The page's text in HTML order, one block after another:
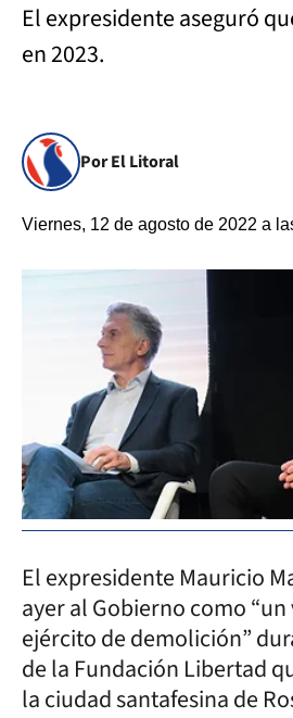
El expresidente aseguró
en 2023.
Por El Litoral
Viernes, 12 de agosto de 2022 a
El expresidente Mauricio
ayer al Gobierno como
ejército de demolición”
de la Fundación Libertad
la ciudad santafesina de